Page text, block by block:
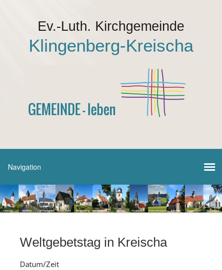
Ev.-Luth. Kirchgemeinde
Klingenberg-Kreischa
Weltgebetstag in Kreischa
Datum/Zeit